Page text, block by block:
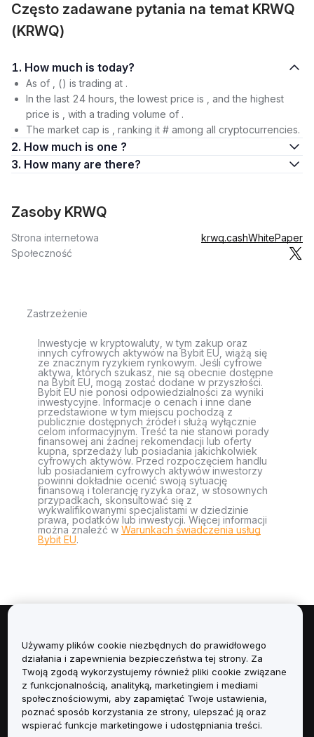
Często zadawane pytania na temat KRWQ
(KRWQ)
1. How much is today?
As of , () is trading at .
In the last 24 hours, the lowest price is , and the highest
price is , with a trading volume of .
The market cap is , ranking it # among all cryptocurrencies.
2. How much is one ?
3. How many are there?
Zasoby KRWQ
Strona internetowa krwq.cashWhitePaper
Społeczność
Zastrzeżenie
Inwestycje w kryptowaluty, w tym zakup oraz
innych cyfrowych aktywów na Bybit EU, wiążą się
ze znacznym ryzykiem rynkowym. Jeśli cyfrowe
aktywa, których szukasz, nie są obecnie dostępne
na Bybit EU, mogą zostać dodane w przyszłości.
Bybit EU nie ponosi odpowiedzialności za wyniki
inwestycyjne. Informacje o cenach i inne dane
przedstawione w tym miejscu pochodzą z
publicznie dostępnych źródeł i służą wyłącznie
celom informacyjnym. Treść ta nie stanowi porady
finansowej ani żadnej rekomendacji lub oferty
kupna, sprzedaży lub posiadania jakichkolwiek
cyfrowych aktywów. Przed rozpoczęciem handlu
lub posiadaniem cyfrowych aktywów inwestorzy
powinni dokładnie ocenić swoją sytuację
finansową i tolerancję ryzyka oraz, w stosownych
przypadkach, skonsultować się z
wykwalifikowanymi specjalistami w dziedzinie
prawa, podatków lub inwestycji. Więcej informacji
można znaleźć w Warunkach świadczenia usług
Bybit EU.
Informacje
Usługi
Obsługa Klienta
Używamy plików cookie niezbędnych do prawidłowego
działania i zapewnienia bezpieczeństwa tej strony. Za
Twoją zgodą wykorzystujemy również pliki cookie związane
z funkcjonalnością, analityką, marketingiem i mediami
społecznościowymi, aby zapamiętać Twoje ustawienia,
poznać sposób korzystania ze strony, ulepszać ją oraz
wspierać funkcje marketingowe i udostępniania treści.